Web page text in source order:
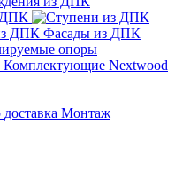
ДПК
Фасады из ДПК
опоры
Комплектующие Nextwood
доставка Монтаж